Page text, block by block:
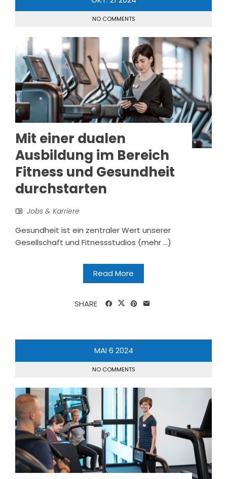
NO COMMENTS
Mit einer dualen
Ausbildung im Bereich
Fitness und Gesundheit
durchstarten
Jobs & Karriere
Gesundheit ist ein zentraler Wert unserer
Gesellschaft und Fitnessstudios (mehr …)
Read More
SHARE
MAI 6 2024
NO COMMENTS